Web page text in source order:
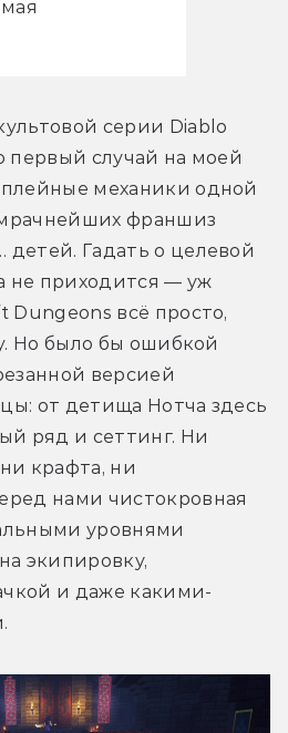
серии Diablo
первый случай на моей
механики одной
франшиз
Гадать о целевой
не приходится — уж
всё просто,
Но было бы ошибкой
версией
от детища Нотча здесь
ряд и сеттинг. Ни
крафта, ни
нами чистокровная
уровнями
экипировку,
и даже какими-